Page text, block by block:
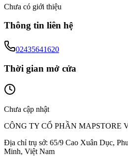
Chưa có giới thiệu
Thông tin liên hệ
02435641620
Thời gian mở cửa
Chưa cập nhật
CÔNG TY CỔ PHẦN MAPSTORE
Địa chỉ trụ sở: 65/9 Cao Xuân Dục,
Minh, Việt Nam